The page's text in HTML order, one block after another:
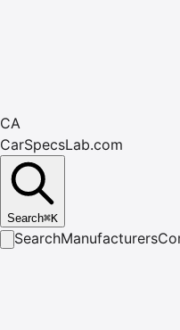
CA
CarSpecsLab.com
Search⌘K
SearchManufacturers